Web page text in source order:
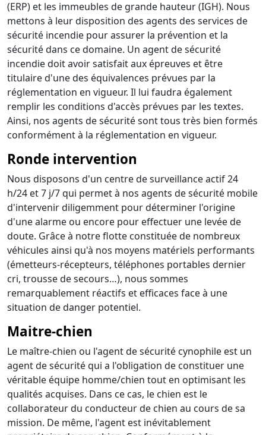
(ERP) et les immeubles de grande hauteur (IGH). Nous
mettons à leur disposition des agents des services de
sécurité incendie pour assurer la prévention et la
sécurité dans ce domaine. Un agent de sécurité
incendie doit avoir satisfait aux épreuves et être
titulaire d'une des équivalences prévues par la
réglementation en vigueur. Il lui faudra également
remplir les conditions d'accès prévues par les textes.
Ainsi, nos agents de sécurité sont tous très bien formés
conformément à la réglementation en vigueur.
Ronde intervention
Nous disposons d'un centre de surveillance actif 24
h/24 et 7 j/7 qui permet à nos agents de sécurité mobile
d'intervenir diligemment pour déterminer l'origine
d'une alarme ou encore pour effectuer une levée de
doute. Grâce à notre flotte constituée de nombreux
véhicules ainsi qu'à nos moyens matériels performants
(émetteurs-récepteurs, téléphones portables dernier
cri, trousse de secours…), nous sommes
remarquablement réactifs et efficaces face à une
situation de danger potentiel.
Maitre-chien
Le maître-chien ou l'agent de sécurité cynophile est un
agent de sécurité qui a l'obligation de constituer une
véritable équipe homme/chien tout en optimisant les
qualités acquises. Dans ce cas, le chien est le
collaborateur du conducteur de chien au cours de sa
mission. De même, l'agent est inévitablement